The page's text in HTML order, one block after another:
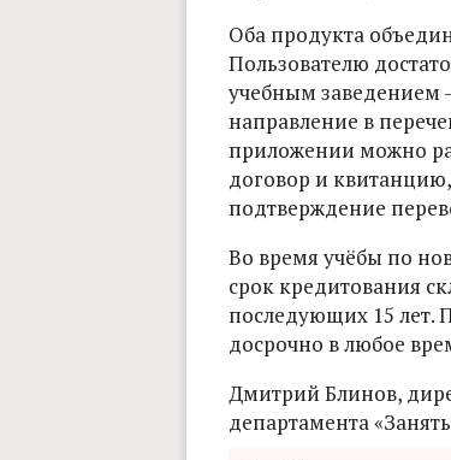
Оба продукта
Пользователю
учебным заведением
направление в
приложении можно
договор и
подтверждение
Во время учёбы по
срок кредитования
последующих 15 лет.
досрочно в любое
Дмитрий Блинов,
департамента